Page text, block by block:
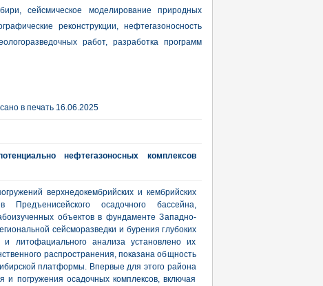
сейсмическое моделирование природных
реконструкции, нефтегазоносность
работ, разработка программ
в печать 16.06.2025
нефтегазоносных комплексов
верхнедокембрийских и кембрийских
Предъенисейского осадочного бассейна,
объектов в фундаменте Западно-
сейсморазведки и бурения глубоких
и литофациального анализа установлено их
распространения, показана общность
платформы. Впервые для этого района
погружения осадочных комплексов, включая